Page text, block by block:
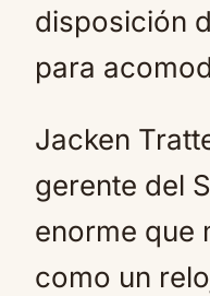
disposición
para
Jacken
gerente del
enorme que
como un